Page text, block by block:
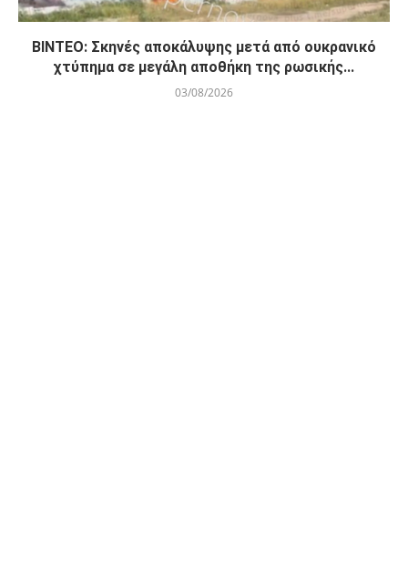
ΒΙΝΤΕΟ: Σκηνές αποκάλυψης μετά από ουκρανικό
χτύπημα σε μεγάλη αποθήκη της ρωσικής...
03/08/2026